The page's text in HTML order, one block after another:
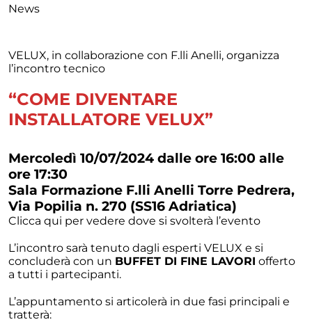
News
VELUX, in collaborazione con F.lli Anelli, organizza
l’incontro tecnico
“COME DIVENTARE
INSTALLATORE VELUX”
Mercoledì 10/07/2024 dalle ore 16:00 alle
ore 17:30
Sala Formazione F.lli Anelli Torre Pedrera,
Via Popilia n. 270 (SS16 Adriatica)
Clicca qui per vedere dove si svolterà l’evento
L’incontro sarà tenuto dagli esperti VELUX e si
concluderà con un BUFFET DI FINE LAVORI offerto
a tutti i partecipanti.
L’appuntamento si articolerà in due fasi principali e
tratterà: